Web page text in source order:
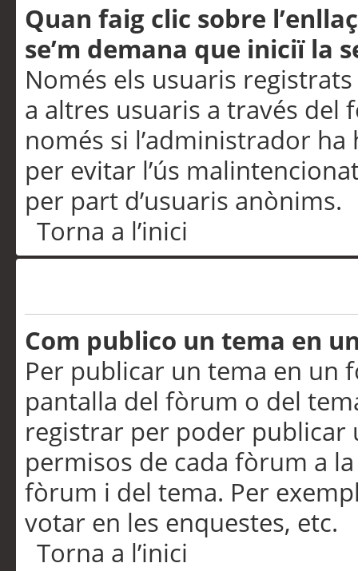
Quan faig clic sobre
se’m demana que iniciï la
Només els usuaris
a altres usuaris a través
només si l’administrador
per evitar l’ús
per part d’usuaris anònims.
Torna a l’inici
Com publico un tema en
Per publicar un tema en un
pantalla del fòrum o del
registrar per poder publicar
permisos de cada fòrum a
fòrum i del tema. Per
votar en les enquestes, etc.
Torna a l’inici